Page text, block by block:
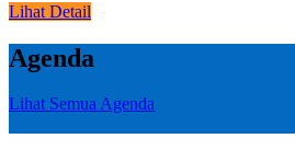
Lihat Detail
Agenda
Lihat Semua Agenda